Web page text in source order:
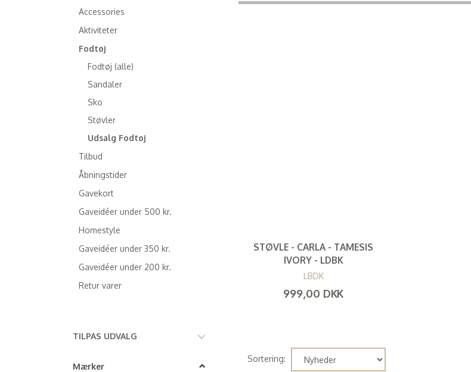
Accessories
Aktiviteter
Fodtøj
Fodtøj (alle)
Sandaler
Sko
Støvler
Udsalg Fodtøj
Tilbud
Åbningstider
Gavekort
Gaveidéer under 500 kr.
Homestyle
Gaveidéer under 350 kr.
Gaveidéer under 200 kr.
Retur varer
TILPAS UDVALG
Mærker
STØVLE - CARLA - TAMESIS
IVORY - LDBK
LBDK
999,00 DKK
Sortering: